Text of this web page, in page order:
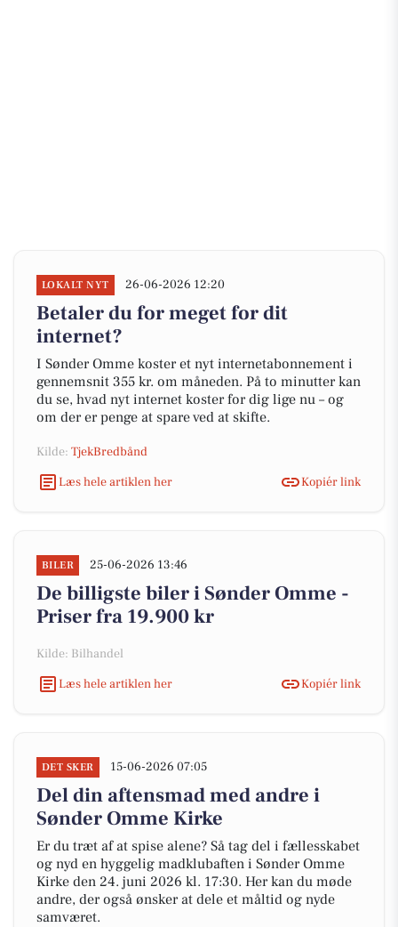
LOKALT NYT 26-06-2026 12:20
Betaler du for meget for dit
internet?
I Sønder Omme koster et nyt internetabonnement i
gennemsnit 355 kr. om måneden. På to minutter kan
du se, hvad nyt internet koster for dig lige nu – og
om der er penge at spare ved at skifte.
Kilde: TjekBredbånd
Læs hele artiklen her
Kopiér link
BILER 25-06-2026 13:46
De billigste biler i Sønder Omme -
Priser fra 19.900 kr
Kilde: Bilhandel
Læs hele artiklen her
Kopiér link
DET SKER 15-06-2026 07:05
Del din aftensmad med andre i
Sønder Omme Kirke
Er du træt af at spise alene? Så tag del i fællesskabet
og nyd en hyggelig madklubaften i Sønder Omme
Kirke den 24. juni 2026 kl. 17:30. Her kan du møde
andre, der også ønsker at dele et måltid og nyde
samværet.